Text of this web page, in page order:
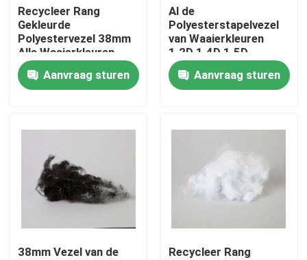
Kwaliteitscontrole
Contacteer ons
Viscosestapelvezel
Stapelvezel van gerecycled polyester
Stapelvezel van polypropyleen
Recycleer Rang
Gekleurde
Polyestervezel 38mm
Alle Waaierkleuren
Aanvraag sturen
Al de
Polyesterstapelvezel
van Waaierkleuren
1.2D 1.4D 1.5D
kleurde Polyestervezel
Aanvraag sturen
38mm Vezel van de
Recycleer Rang